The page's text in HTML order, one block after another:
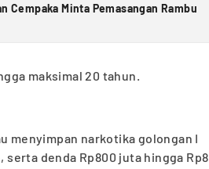
Cempaka Minta Pemasangan Rambu
maksimal 20 tahun.
menyimpan narkotika golongan I
serta denda Rp800 juta hingga Rp8